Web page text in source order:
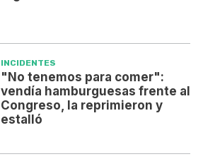
INCIDENTES
"No tenemos para comer":
vendía hamburguesas frente al
Congreso, la reprimieron y
estalló